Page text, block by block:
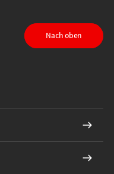
auf LinkedIn
Nach oben